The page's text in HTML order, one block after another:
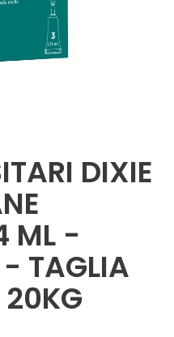
DIXIE
ML -
- TAGLIA